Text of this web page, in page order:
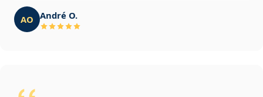
AO André O.